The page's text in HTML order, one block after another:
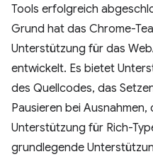
Tools erfolgreich
Grund hat das Chrome-
Unterstützung für das
entwickelt. Es bietet
des Quellcodes, das
Pausieren bei
Unterstützung für Rich-
grundlegende